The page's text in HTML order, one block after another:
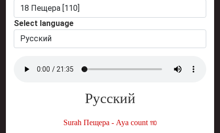
Select language
Русский
Surah Пещера - Aya count 110